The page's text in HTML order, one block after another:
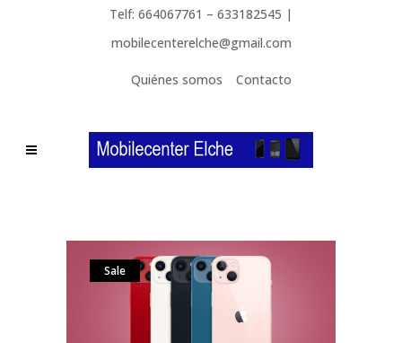
Telf: 664067761 – 633182545 |
mobilecenterelche@gmail.com
Quiénes somos Contacto
Sale